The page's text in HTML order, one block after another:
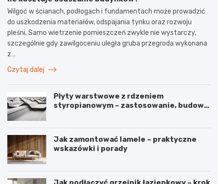
Wilgoć w ścianach, podłogach i fundamentach może prowadzić
do uszkodzenia materiałów, odspajania tynku oraz rozwoju
pleśni. Samo wietrzenie pomieszczeń zwykle nie wystarczy,
szczególnie gdy zawilgoceniu uległa gruba przegroda wykonana
z…
Czytaj dalej
Płyty warstwowe z rdzeniem
styropianowym – zastosowanie, budowa
Jak zamontować lamele – praktyczne
wskazówki i porady